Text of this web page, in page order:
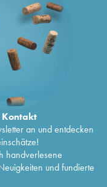
Kontakt
an und entdecken
handverlesene
und fundierte